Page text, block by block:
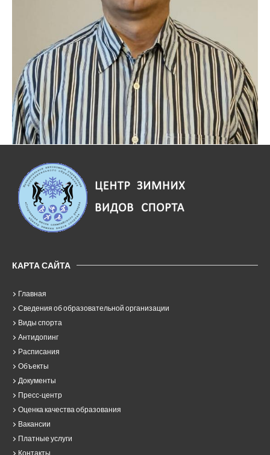
КАРТА САЙТА
Главная
Сведения об образовательной организации
Виды спорта
Антидопинг
Расписания
Объекты
Документы
Пресс-центр
Оценка качества образования
Вакансии
Платные услуги
Контакты